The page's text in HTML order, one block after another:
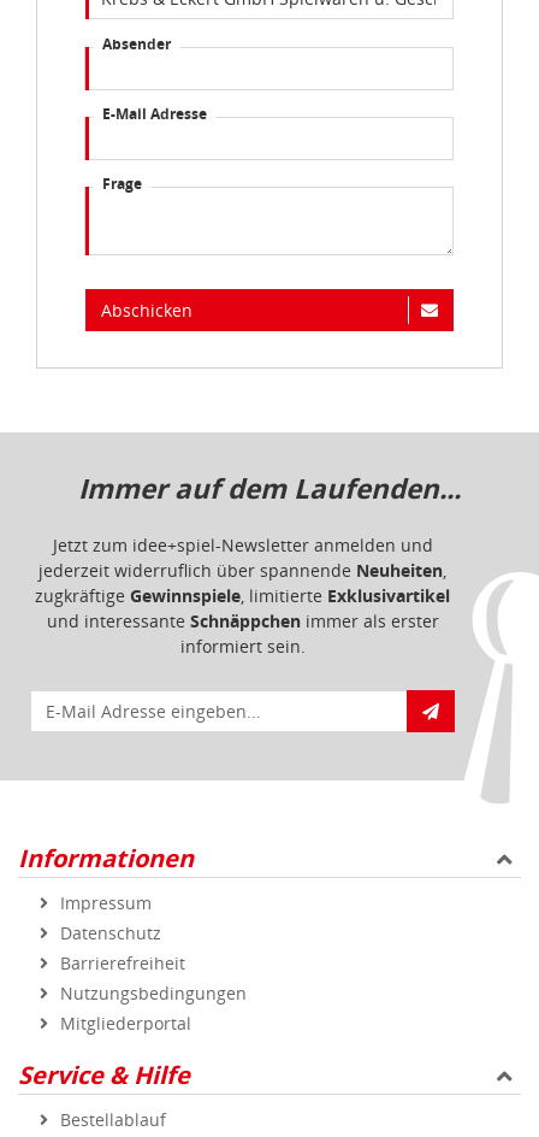
Absender
E-Mail Adresse
Frage
Abschicken
Immer auf dem Laufenden...
Jetzt zum idee+spiel-Newsletter anmelden und
jederzeit widerruflich über spannende Neuheiten,
zugkräftige Gewinnspiele, limitierte Exklusivartikel
und interessante Schnäppchenimmer als erster
informiert sein.
E-Mail für Newsletteranmeldung
Informationen
Impressum
Datenschutz
Barrierefreiheit
Nutzungsbedingungen
Mitgliederportal
Service & Hilfe
Bestellablauf